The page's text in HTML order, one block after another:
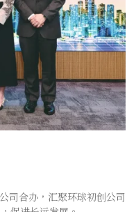
司合办，汇聚环球初创公司